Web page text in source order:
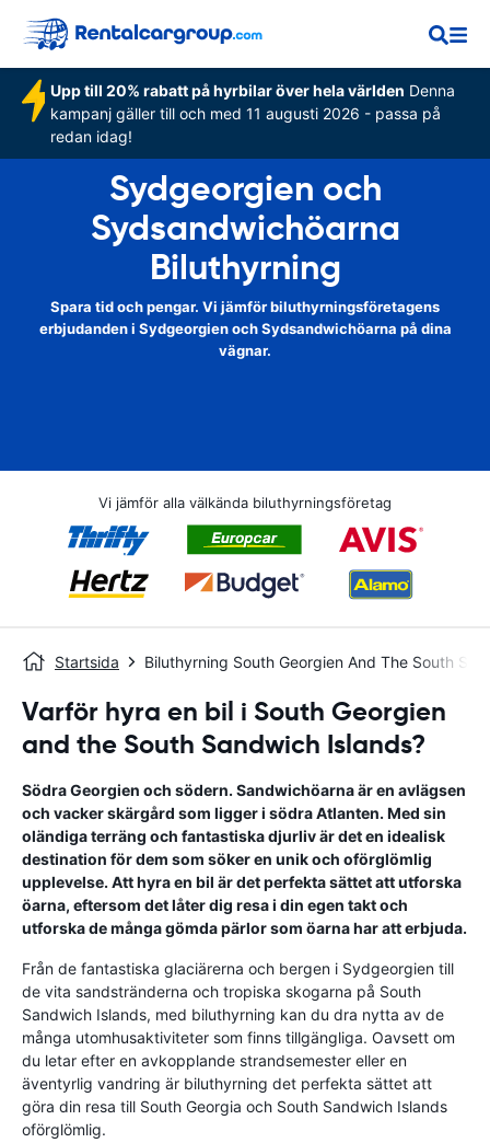
Upp till 20% rabatt på hyrbilar över hela världen Denna
kampanj gäller till och med 11 augusti 2026 - passa på
redan idag!
Sydgeorgien och
Sydsandwichöarna
Biluthyrning
Spara tid och pengar. Vi jämför biluthyrningsföretagens
erbjudanden i Sydgeorgien och Sydsandwichöarna på dina
vägnar.
Vi jämför alla välkända biluthyrningsföretag
Startsida Biluthyrning South Georgien And The South
Varför hyra en bil i South Georgien
and the South Sandwich Islands?
Södra Georgien och södern. Sandwichöarna är en avlägsen
och vacker skärgård som ligger i södra Atlanten. Med sin
oländiga terräng och fantastiska djurliv är det en idealisk
destination för dem som söker en unik och oförglömlig
upplevelse. Att hyra en bil är det perfekta sättet att utforska
öarna, eftersom det låter dig resa i din egen takt och
utforska de många gömda pärlor som öarna har att erbjuda.
Från de fantastiska glaciärerna och bergen i Sydgeorgien till
de vita sandstränderna och tropiska skogarna på South
Sandwich Islands, med biluthyrning kan du dra nytta av de
många utomhusaktiviteter som finns tillgängliga. Oavsett om
du letar efter en avkopplande strandsemester eller en
äventyrlig vandring är biluthyrning det perfekta sättet att
göra din resa till South Georgia och South Sandwich Islands
oförglömlig.